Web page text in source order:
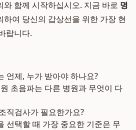
와 함께 시작하십시오. 지금 바로 명
하여 당신의 갑상선을 위한 가장 현
랍니다.
언제, 누가 받아야 하나요?
초음파는 다른 병원과 무엇이 다
직검사가 필요한가요?
선택할 때 가장 중요한 기준은 무